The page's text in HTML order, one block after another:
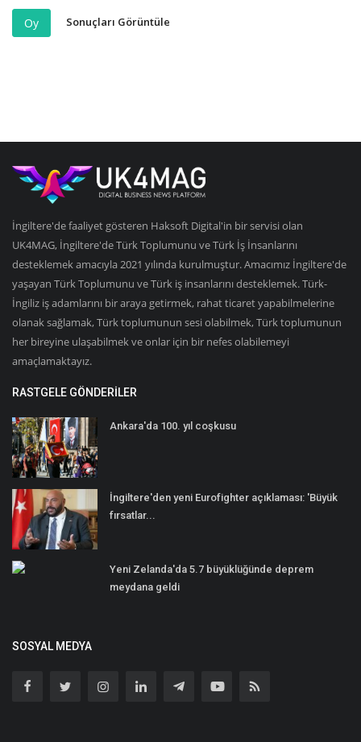
Oy Sonuçları Görüntüle
İngiltere'de faaliyet gösteren Haksoft Digital'in bir servisi olan
UK4MAG, İngiltere'de Türk Toplumunu ve Türk İş İnsanlarını
desteklemek amacıyla 2021 yılında kurulmuştur. Amacımız İngiltere'de
yaşayan Türk Toplumunu ve Türk iş insanlarını desteklemek. Türk-
İngiliz iş adamlarını bir araya getirmek, rahat ticaret yapabilmelerine
olanak sağlamak, Türk toplumunun sesi olabilmek, Türk toplumunun
her bireyine ulaşabilmek ve onlar için bir nefes olabilemeyi
amaçlamaktayız.
RASTGELE GÖNDERILER
Ankara'da 100. yıl coşkusu
İngiltere'den yeni Eurofighter açıklaması: 'Büyük
fırsatlar...
Yeni Zelanda'da 5.7 büyüklüğünde deprem
meydana geldi
SOSYAL MEDYA